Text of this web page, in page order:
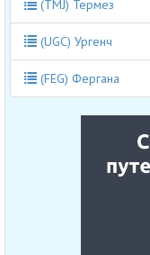
(TMJ) Термез
(UGC) Ургенч
(FEG) Фергана